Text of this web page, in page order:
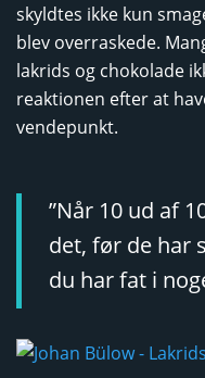
skyldtes ikke kun
blev overraskede.
lakrids og chokolade
reaktionen efter at
vendepunkt.
”Når 10 ud af
det, før de har
du har fat i